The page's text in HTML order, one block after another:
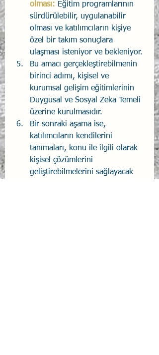
olması: Eğitim programlarının
sürdürülebilir, uygulanabilir
olması ve katılımcıların kişiye
özel bir takım sonuçlara
ulaşması isteniyor ve bekleniyor.
Bu amacı gerçekleştirebilmenin
birinci adımı, kişisel ve
kurumsal gelişim eğitimlerinin
Duygusal ve Sosyal Zeka Temeli
üzerine kurulmasıdır.
Bir sonraki aşama ise,
katılımcıların kendilerini
tanımaları, konu ile ilgili olarak
kişisel çözümlerini
geliştirebilmelerini sağlayacak